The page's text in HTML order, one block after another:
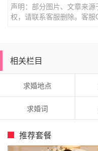
过气，你的天真，我想
个人认为还是中文版的
吧。这首歌用来
全首都可以唱。这首歌
生，恋爱经验很少，碰
光的那种男生。
声明：部分图片、文章来
权，请联系客服删除。客服
相关栏目
求婚地点
求婚词
推荐套餐